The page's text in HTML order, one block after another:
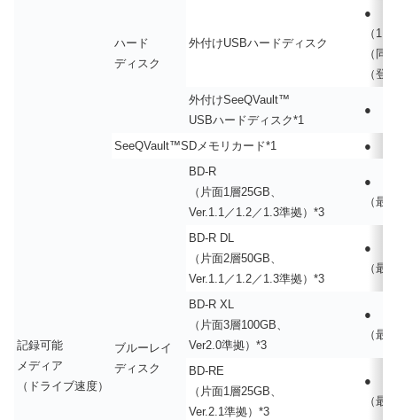
記録可能
メディア
（ドライブ速度）
ハード
ディスク
外付けUSBハードディスク
●
（1
（同
（登
外付けSeeQVault™
USBハードディスク*1
●
SeeQVault™SDメモリカード*1 ●
ブルーレイ
ディスク
BD-R
（片面1層25GB、
Ver.1.1／1.2／1.3準拠）*3
●
（最
BD-R DL
（片面2層50GB、
Ver.1.1／1.2／1.3準拠）*3
●
（最
BD-R XL
（片面3層100GB、
Ver2.0準拠）*3
●
（最
BD-RE
（片面1層25GB、
Ver.2.1準拠）*3
●
（最